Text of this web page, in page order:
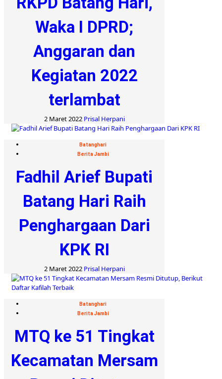
Waka I DPRD;
Anggaran dan
Kegiatan 2022
terlambat
2 Maret 2022 Prisal Herpani
Batanghari
Berita Jambi
Fadhil Arief Bupati
Batang Hari Raih
Penghargaan Dari
KPK RI
2 Maret 2022 Prisal Herpani
Batanghari
Berita Jambi
MTQ ke 51 Tingkat
Kecamatan Mersam